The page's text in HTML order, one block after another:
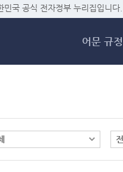
메
민국 공식 전자정부 누리집입니다.
어문 규정